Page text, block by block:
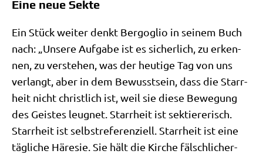
Eine neue Sekte
Ein Stück wei­ter denkt Berg­o­glio in sei­nem Buch
nach: „Unse­re Auf­ga­be ist es sicher­lich, zu erken­
nen, zu ver­ste­hen, was der heu­ti­ge Tag von uns
ver­langt, aber in dem Bewusst­sein, dass die Starr­
heit nicht christ­lich ist, weil sie die­se Bewe­gung
des Gei­stes leug­net. Starr­heit ist sek­tie­re­risch.
Starr­heit ist selbst­re­fe­ren­zi­ell. Starr­heit ist eine
täg­li­che Häre­sie. Sie hält die Kir­che fälsch­li­cher­